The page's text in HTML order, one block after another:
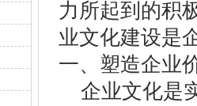
力所起到的积
业文化建设是
一、塑造企业
企业文化是